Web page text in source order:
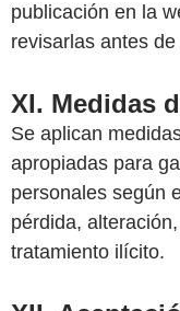
publicación en la
revisarlas antes
XI. Medidas
Se aplican
apropiadas para
personales según
pérdida,
tratamiento ilícito.